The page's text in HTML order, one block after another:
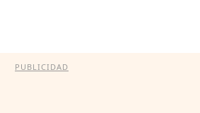
PUBLICIDAD